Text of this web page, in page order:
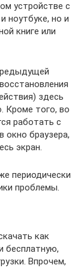
устройстве с
ноутбуке, но и
книге или
здесь
Кроме того, во
работать с
окно браузера,
экран.
периодически
проблемы.
как
бесплатную,
Впрочем,